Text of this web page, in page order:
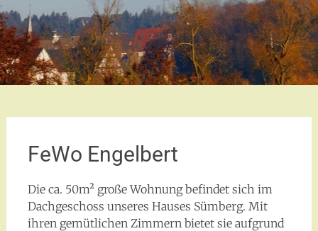
FeWo Engelbert
Die ca. 50m² große Wohnung befindet sich im
Dachgeschoss unseres Hauses Sümberg. Mit
ihren gemütlichen Zimmern bietet sie aufgrund